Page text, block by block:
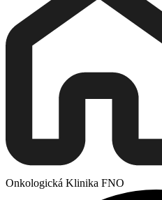
Onkologická Klinika FNO